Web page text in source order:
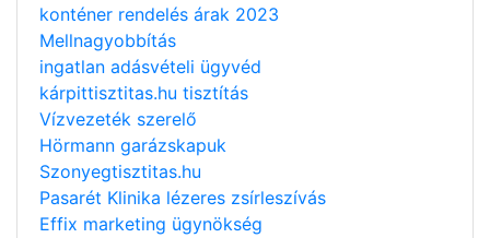
konténer rendelés árak 2023
Mellnagyobbítás
ingatlan adásvételi ügyvéd
kárpittisztitas.hu tisztítás
Vízvezeték szerelő
Hörmann garázskapuk
Szonyegtisztitas.hu
Pasarét Klinika lézeres zsírleszívás
Effix marketing ügynökség